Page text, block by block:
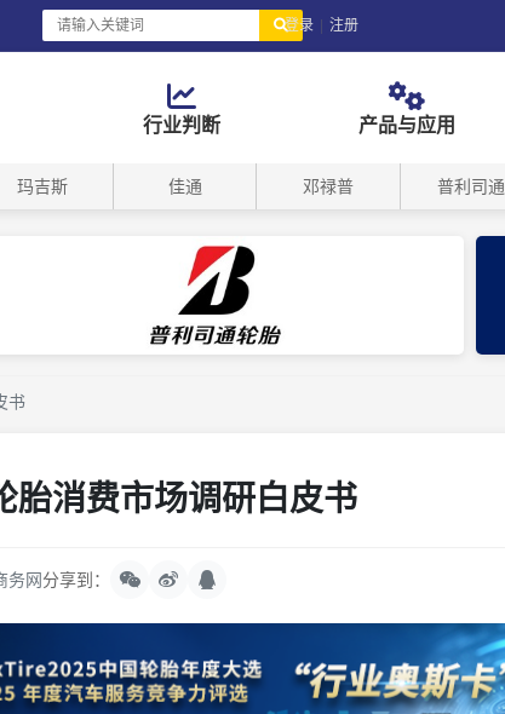
登录 | 注册
行业判断 产品与应用
玛吉斯 佳通 邓禄普 普利司通
书
胎消费市场调研白皮书
务网分享到：